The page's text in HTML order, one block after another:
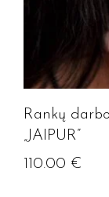
Rankų
„JAIPUR”
110.00 €